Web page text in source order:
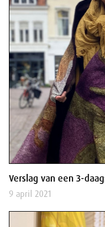
Verslag van een 3-
9 april 2021